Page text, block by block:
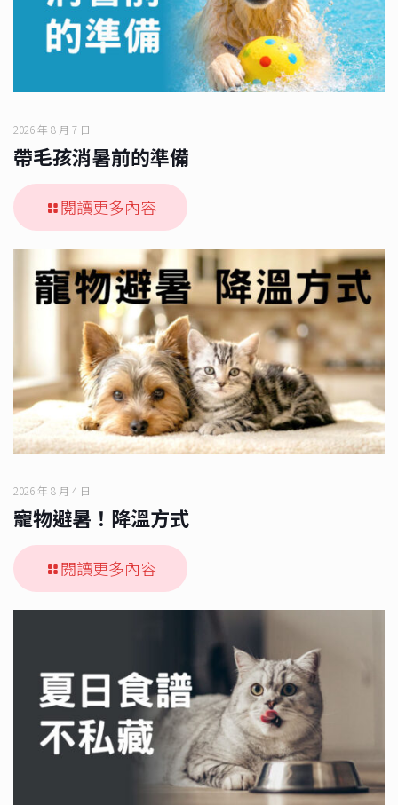
2026 年 8 月 7 日
帶毛孩消暑前的準備
閱讀更多內容
2026 年 8 月 4 日
寵物避暑！降溫方式
閱讀更多內容